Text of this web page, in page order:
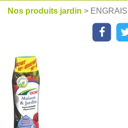
Nos produits jardin >